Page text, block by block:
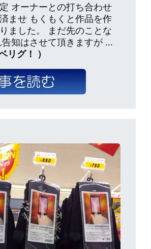
オーナーとの打ち合わせ
ませ もくもくと作品を作
ました。 まだ先のことな
告知はさせて頂きますが …
リグ！ ）